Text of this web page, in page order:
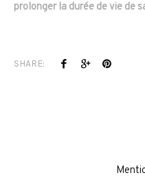
prolonger la durée de vie de
SHARE: